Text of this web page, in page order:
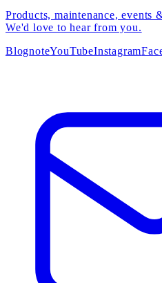
Products, maintenance, events
We'd love to hear from you.
BlognoteYouTubeInstagram